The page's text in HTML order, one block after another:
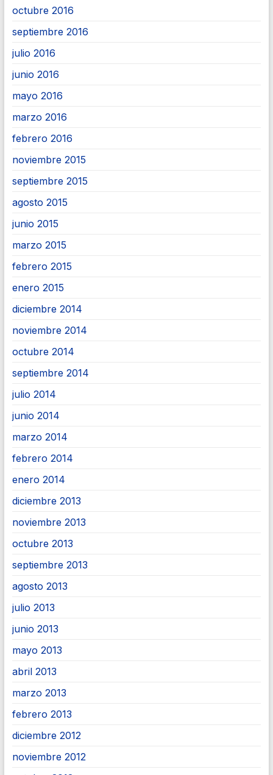
octubre 2016
septiembre 2016
julio 2016
junio 2016
mayo 2016
marzo 2016
febrero 2016
noviembre 2015
septiembre 2015
agosto 2015
junio 2015
marzo 2015
febrero 2015
enero 2015
diciembre 2014
noviembre 2014
octubre 2014
septiembre 2014
julio 2014
junio 2014
marzo 2014
febrero 2014
enero 2014
diciembre 2013
noviembre 2013
octubre 2013
septiembre 2013
agosto 2013
julio 2013
junio 2013
mayo 2013
abril 2013
marzo 2013
febrero 2013
diciembre 2012
noviembre 2012